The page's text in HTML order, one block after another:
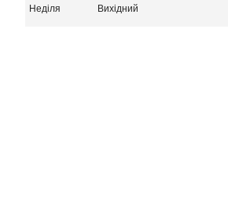
Неділя
Вихідний